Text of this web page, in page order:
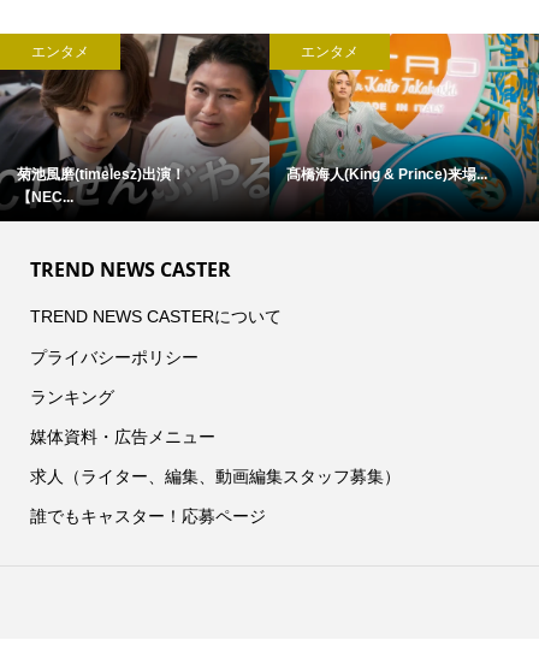
エンタメ
菊池風磨(timelesz)出演！
【NEC...
エンタメ
髙橋海人(King & Prince)来場...
TREND NEWS CASTER
TREND NEWS CASTERについて
プライバシーポリシー
ランキング
媒体資料・広告メニュー
求人（ライター、編集、動画編集スタッフ募集）
誰でもキャスター！応募ページ